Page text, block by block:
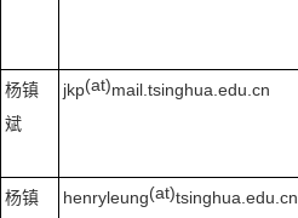
杨镇
斌
jkp(at)mail.tsinghua.edu.cn
杨镇
henryleung(at)tsinghua.edu.cn